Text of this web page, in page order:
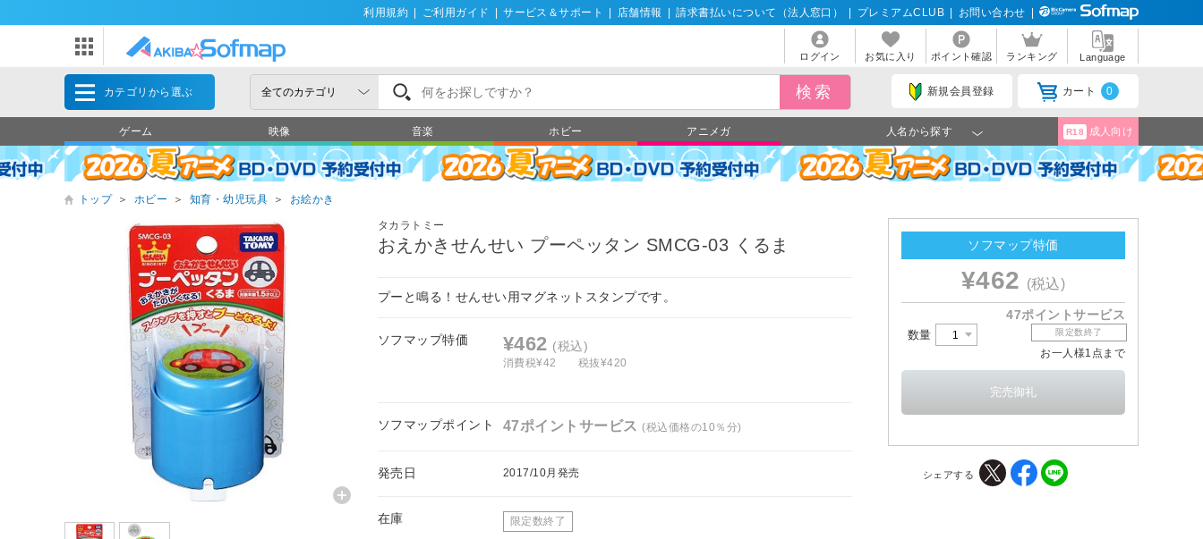
利用規約 ご利用ガイド サービス＆サポート 店舗情報 請求書払いについて（法人窓口） プレミアムCLUB お問い合わせ
ログイン お気に入り ポイント確認 ランキング Language
カテゴリから選ぶ 新規会員登録 カート 0
ゲーム 映像 音楽 ホビー アニメガ 人名から探す R18 成人向け
トップ ＞ ホビー ＞ 知育・幼児玩具 ＞ お絵かき
タカラトミー
おえかきせんせい プーペッタン SMCG-03 くるま
プーと鳴る！せんせい用マグネットスタンプです。
ソフマップ特価 ¥462 (税込)
消費税¥42 税抜¥420
ソフマップポイント 47ポイントサービス(税込価格の10％分)
発売日 2017/10月発売
在庫 限定数終了
ソフマップ特価
¥462 (税込)
47ポイントサービス
数量 限定数終了
お一人様1点まで
シェアする